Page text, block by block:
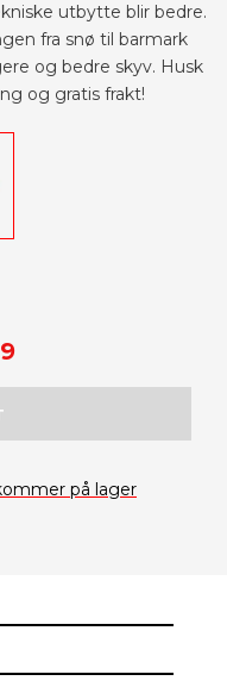
utbytte blir bedre.
fra snø til barmark
og bedre skyv. Husk
og gratis frakt!
på lager